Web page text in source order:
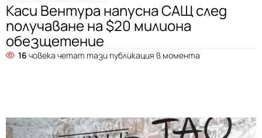
Каси Вентура напусна САЩ след
получаване на $20 милиона
обезщетение
16 човека четат тази публикация в момента